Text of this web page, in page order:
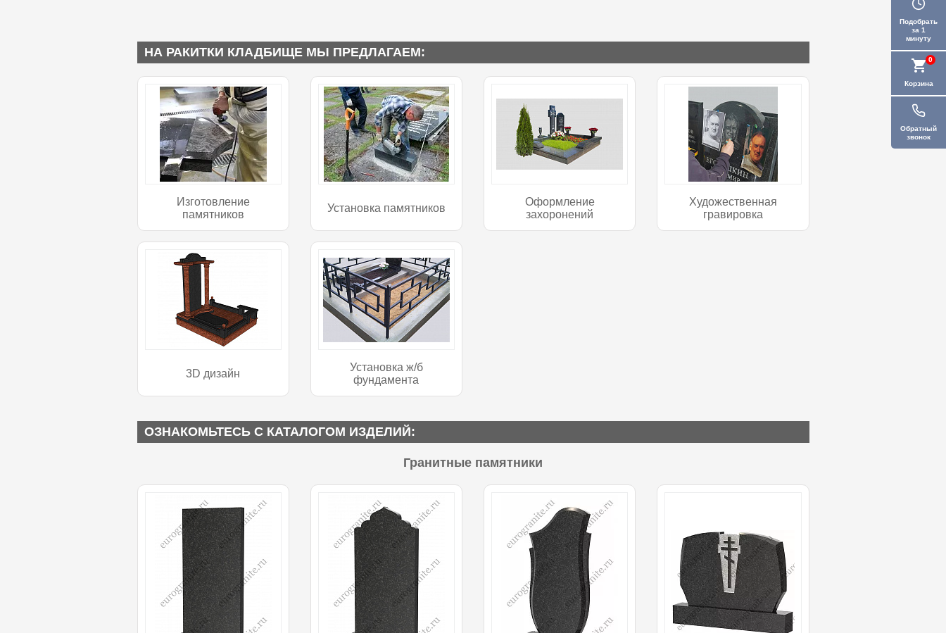
Подобрать
за 1
минуту
Корзина
0
Обратный
звонок
НА РАКИТКИ КЛАДБИЩЕ МЫ ПРЕДЛАГАЕМ:
Изготовление
памятников
Установка памятников
Оформление
захоронений
Художественная
гравировка
3D дизайн
Установка ж/б
фундамента
ОЗНАКОМЬТЕСЬ С КАТАЛОГОМ ИЗДЕЛИЙ:
Гранитные памятники